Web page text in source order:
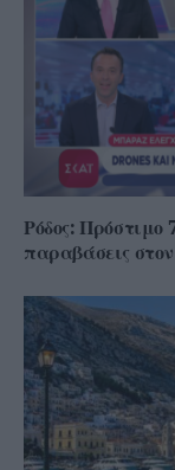
Ρόδος: Πρόστιμο
παραβάσεις